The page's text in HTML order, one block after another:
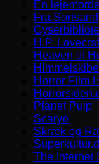
En
Fra Sortsand
H.P.
Heaven of
Horror Film
Planet Pulp
Scaryo
Skræk og
The Internet